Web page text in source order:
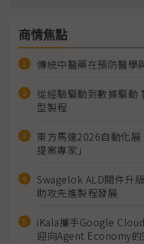
商情焦點
傳統中醫藥在預防醫學
從經驗驅動到數據驅動
型製程
東方馬達2026自動化
提案專家」
Swagelok ALD閥件升
助攻先進製程發展
iKala攜手Google
迎向Agent Economy的